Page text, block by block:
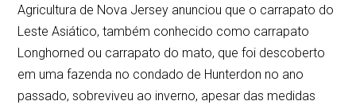
Agricultura de Nova Jersey anunciou que o carrapato do
Leste Asiático, também conhecido como carrapato
Longhorned ou carrapato do mato, que foi descoberto
em uma fazenda no condado de Hunterdon no ano
passado, sobreviveu ao inverno, apesar das medidas